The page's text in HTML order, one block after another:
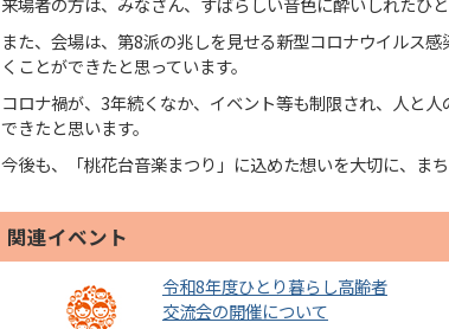
また、会場は、第8派の兆しを見せる新型コロナウイルス
くことができたと思っています。
コロナ禍が、3年続くなか、イベント等も制限され、人と
できたと思います。
今後も、「桃花台音楽まつり」に込めた想いを大切に、ま
関連イベント
令和8年度ひとり暮らし高齢者
交流会の開催について